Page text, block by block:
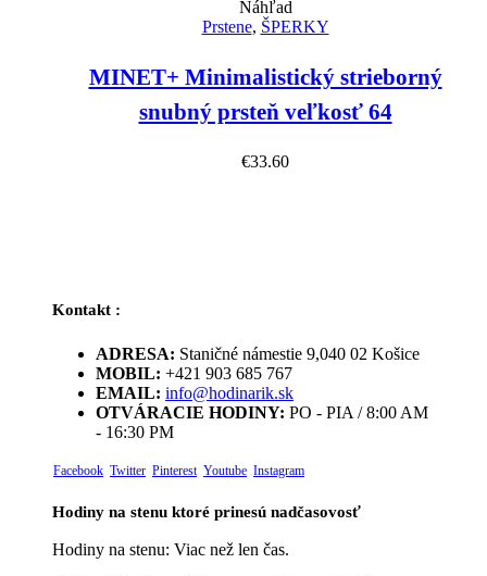
Náhľad
Prstene, ŠPERKY
MINET+ Minimalistický strieborný
snubný prsteň veľkosť 64
€33.60
Kontakt :
ADRESA: Staničné námestie 9,040 02 Košice
MOBIL: +421 903 685 767
EMAIL: info@hodinarik.sk
OTVÁRACIE HODINY: PO - PIA / 8:00 AM
- 16:30 PM
Facebook Twitter Pinterest Youtube Instagram
Hodiny na stenu ktoré prinesú nadčasovosť
Hodiny na stenu: Viac než len čas.